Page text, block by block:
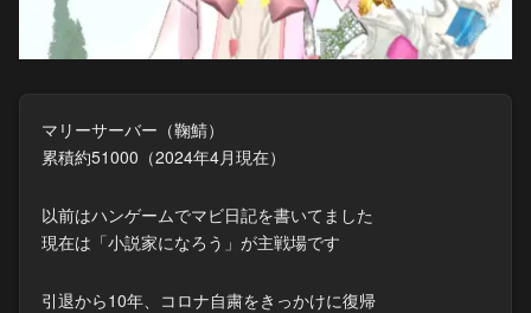
マリーサーバー（鞠鯖）
累積約51000（2024年4月現在）
以前はハンゲームでマビ日記を書いてました
現在は「小説家になろう」が主戦場です
引退から10年、コロナ自粛をきっかけに復帰